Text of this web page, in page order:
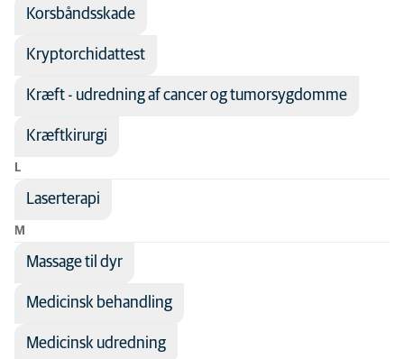
Korsbåndsskade
Kryptorchidattest
Kræft - udredning af cancer og tumorsygdomme
Kræftkirurgi
L
Laserterapi
M
Massage til dyr
Medicinsk behandling
Medicinsk udredning